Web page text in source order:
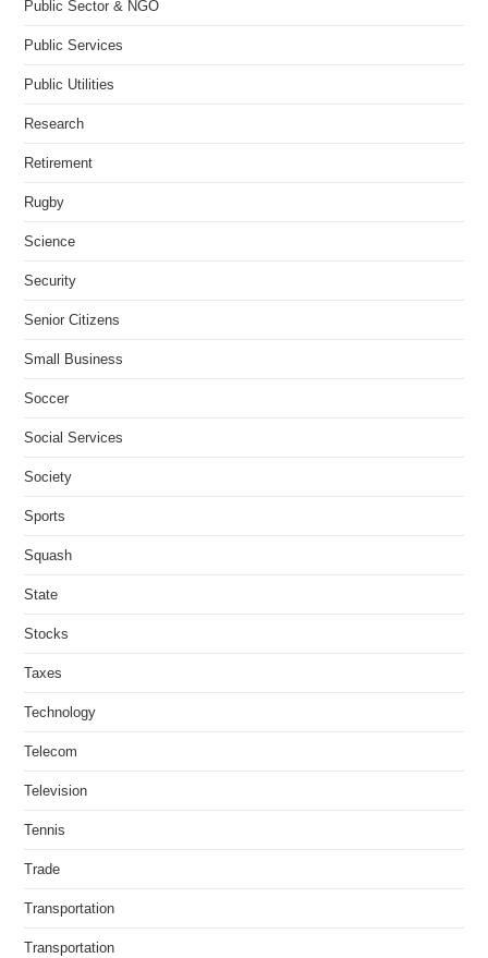
Public Sector & NGO
Public Services
Public Utilities
Research
Retirement
Rugby
Science
Security
Senior Citizens
Small Business
Soccer
Social Services
Society
Sports
Squash
State
Stocks
Taxes
Technology
Telecom
Television
Tennis
Trade
Transportation
Transportation